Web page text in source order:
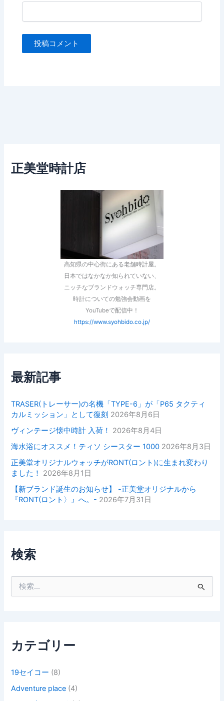
正美堂時計店
高知県の中心街にある老舗時計屋。
日本ではなかなか知られていない、
ニッチなブランドウォッチ専門店。
時計についての勉強会動画を
YouTubeで配信中！
https://www.syohbido.co.jp/
最新記事
TRASER(トレーサー)の名機「TYPE-6」が「P65 タクティ
カルミッション」として復刻 2026年8月6日
ヴィンテージ懐中時計 入荷！
2026年8月4日
海水浴にオススメ！ティソ シースター 1000 2026年8月3日
正美堂オリジナルウォッチがRONT(ロント)に生まれ変わり
ました！
2026年8月1日
【新ブランド誕生のお知らせ】 -正美堂オリジナルから
『RONT(ロント〉』へ。- 2026年7月31日
検索
カテゴリー
19セイコー (8)
Adventure place (4)